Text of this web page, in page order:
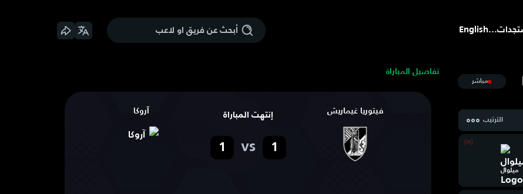
...
English
مباشر
الترتيب
ميلوال
تفاصيل المباراة
فيتوريا غيماريش إنتهت المباراة
1
vs
1
آروكا